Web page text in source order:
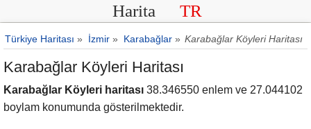
Harita TR
Türkiye Haritası » İzmir » Karabağlar » Karabağlar Köyleri Haritası
Karabağlar Köyleri Haritası
Karabağlar Köyleri haritası 38.346550 enlem ve 27.044102
boylam konumunda gösterilmektedir.